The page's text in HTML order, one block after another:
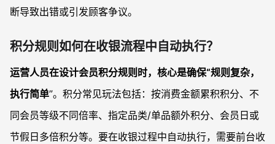
断导致出错或引发顾客争议。
积分规则如何在收银流程中自动执行？
运营人员在设计会员积分规则时，核心是确保“规则复杂，
执行简单”。积分常见玩法包括：按消费金额累积积分、不
同会员等级不同倍率、指定品类/单品额外积分、会员日或
节假日多倍积分等。要在收银过程中自动执行，需要前台收